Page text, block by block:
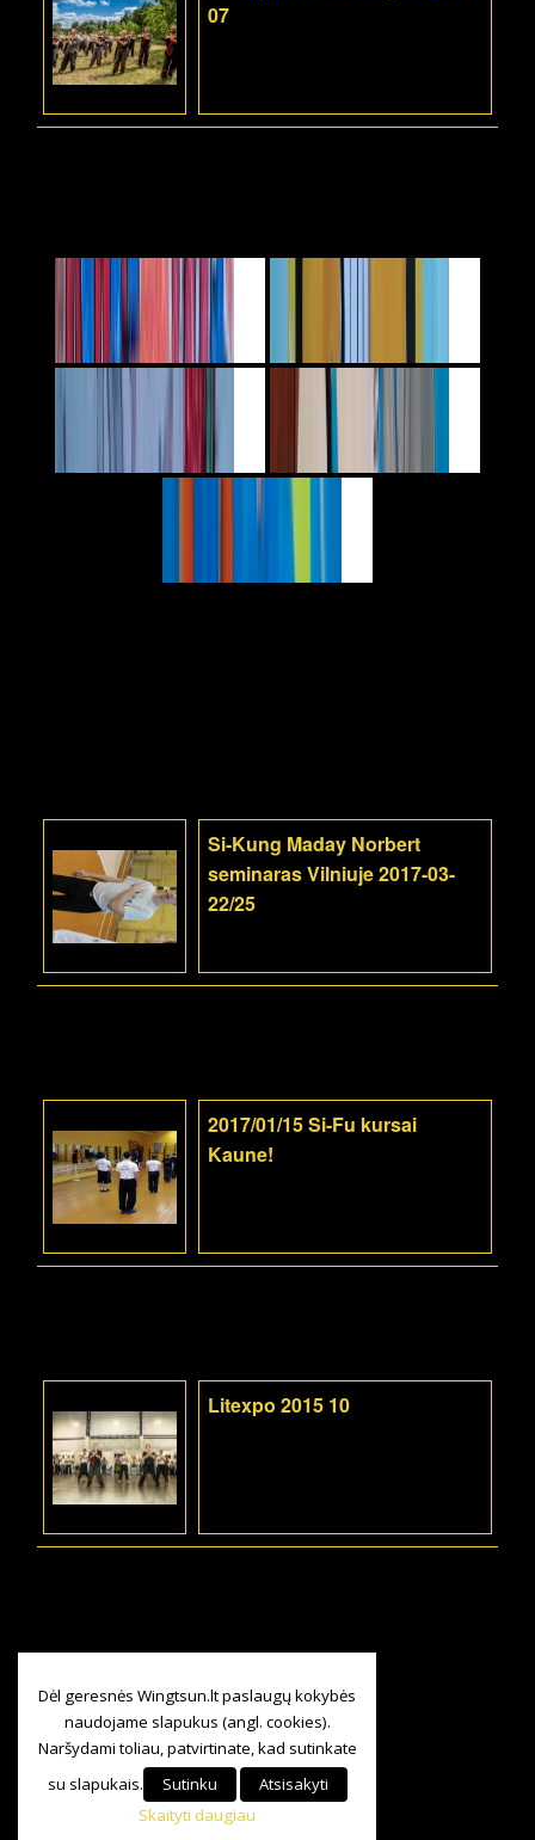
07
Si-Kung Maday Norbert
seminaras Vilniuje 2017-03-
22/25
2017/01/15 Si-Fu kursai
Kaune!
Litexpo 2015 10
Dėl geresnės Wingtsun.lt paslaugų kokybės
naudojame slapukus (angl. cookies).
Naršydami toliau, patvirtinate, kad sutinkate
su slapukais.
Sutinku
Atsisakyti
Skaityti daugiau